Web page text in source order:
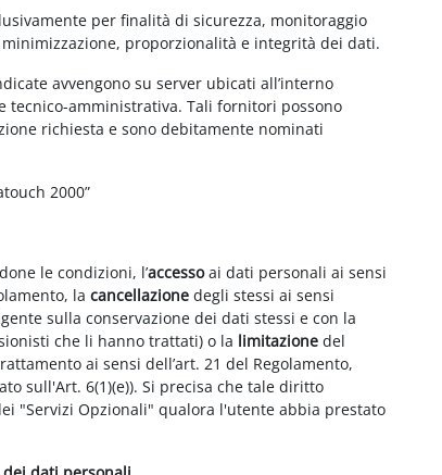
per finalità di sicurezza, monitoraggio
proporzionalità e integrità dei dati.
avvengono su server ubicati all’interno
tecnico-amministrativa. Tali fornitori possono
richiesta e sono debitamente nominati
2000”
le condizioni, l’accessoai dati personali ai sensi
lacancellazione degli stessi ai sensi
sulla conservazione dei dati stessi e con la
che li hanno trattati) o la limitazione del
ai sensi dell’art. 21 del Regolamento,
sull'Art. 6(1)(e)). Si precisa che tale diritto
"Servizi Opzionali" qualora l'utente abbia prestato